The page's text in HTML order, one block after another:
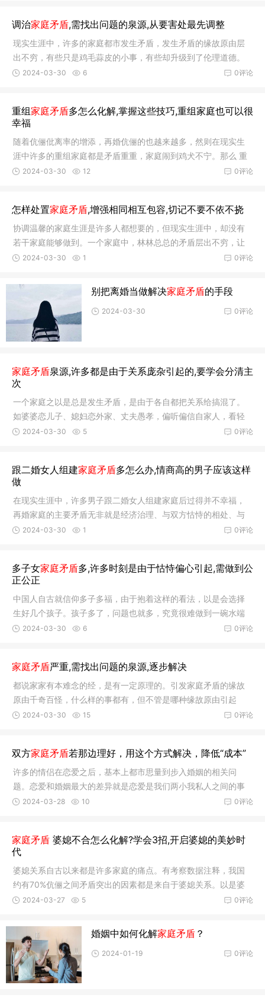
低迷。小欢想要改善这个…
调治家庭矛盾,需找出问题的泉源,从要害处最先调整
现实生涯中，许多的家庭都市发生矛盾，发生矛盾的缘故原由层
出不穷，有些只是鸡毛蒜皮的小事，有些却升级到了伦理道德。
总之，不管是由于什么缘故原由发生的矛盾，在 调治家庭矛盾
盾、兄弟矛盾等，不管是哪种矛盾，都市有…
0评论
2024-03-30 6
重组家庭矛盾多怎么化解,掌握这些技巧,重组家庭也可以很
幸福
随着伉俪仳离率的增添，再婚伉俪的也越来越多，然则在现实生
涯中许多的重组家庭都是矛盾重重，家庭闹到鸡犬不宁。那么 重
组家庭矛盾多怎么化解？掌握以下这些小技巧，重组家庭也可以
再婚后的矛盾，我们不要再与前任有纠…
0评论
2024-03-30 12
怎样处置家庭矛盾,增强相同相互包容,切记不要不依不挠
协调温馨的家庭生涯是许多人都想要的，但现实生涯中，却没有
若干家庭能够做到。一个家庭中，林林总总的矛盾层出不穷，让
人防不胜防。若是不实时处置好的话，是会影响到伉俪情绪的。
切记琐屑较量不依不挠。 家庭之间之以是会泛起矛盾，跟小我私
人性格、行事作风、头脑看法等息息相关…
0评论
2024-03-30 1
别把离婚当做解决家庭矛盾的手段
0评论
2024-03-30
家庭矛盾泉源,许多都是由于关系庞杂引起的,要学会分清主
次
一个家庭之以是总是发生矛盾，是由于各自都把关系给搞混了。
如婆婆恋儿子、媳妇恋外家、丈夫愚孝，偏听偏信自家人，看轻
妻子，或者作为妻子，把太多的关爱都放在后裔身上，忽视了丈
摆在首位的应该是伉俪关系，只有伉俪关…
0评论
2024-03-30 5
跟二婚女人组建家庭矛盾多怎么办,情商高的男子应该这样
做
在现实生涯中，许多男子跟二婚女人组建家庭后过得并不幸福，
再婚家庭的主要矛盾无非就是经济治理、与双方怙恃的相处、与
孩子和前任方面。那么 跟二婚女人组建家庭矛盾多怎么办？接下
矛盾开诚布公地聊一聊，表达出自己的想…
0评论
2024-03-30 1
多子女家庭矛盾多,许多时刻是由于怙恃偏心引起,需做到公
正公正
中国人自古就信仰多子多福，由于抱着这样的看法，以是会选择
生好几个孩子。孩子多了，问题也就多，究竟很难做到一碗水端
平。再加上孩子的性格也各有千秋，有些会讨怙恃欢心，有些可
的家庭发生矛盾，大多显示在怙恃处事不公…
0评论
2024-03-30 6
家庭矛盾严重,需找出问题的泉源,逐步解决
都说家家有本难念的经，是有一定原理的。引发家庭矛盾的缘故
原由千奇百怪，什么样的事都有，但不管是哪种缘故原由引起
的，想要化解矛盾，主要的是要找出问题的泉源。只有知道缘故
严重，跟处置事情时刻的态度有关，以暴治…
0评论
2024-03-30 15
双方家庭矛盾若那边理好，用这个方式解决，降低“成本”
许多的情侣在恋爱之后，基本上都市思量到步入婚姻的相关问
题。恋爱和婚姻最大的差异就是恋爱是我们两小我私人之间的事
情，然则婚姻很有可能就是两个家庭之间的事情了。我们在一样
因此分手也是异常惋惜的。以是这一期就给人人…
0评论
2024-03-28 10
家庭矛盾 婆媳不合怎么化解?学会3招,开启婆媳的美妙时
代
婆媳关系自古以来都是许多家庭的痛点。有考察数据注释，我国
约有70%伉俪之间矛盾突出的因素都是来自于婆媳关系。以是婆
媳关系牵动着一个家庭的命脉，婆媳泛起矛盾处置得欠好，那么
化解？学会以下3招，婆媳的美妙时代就此开启。 一、平衡心态
作…
0评论
2024-03-27 5
婚姻中如何化解家庭矛盾 ？
0评论
2024-01-19